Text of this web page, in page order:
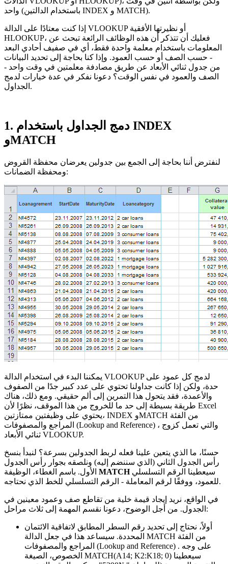
واحد (باستخدام الدالتين INDEX و MATCH).
إذا كنت معتادًا على الدالة VLOOKUP أو نظيرتها الأفقية
HLOOKUP، فعليك أن تتذكر أن هذه الوظائف الرائعة تبحث عن
المعلومات باستخدام معلمة واحدة فقط، أي في صفيف أحادي البعد
- حسب الصف أو حسب العمود. وإذا كنا بحاجة إلى تحديد البيانات
من جدول ثنائي الأبعاد عن طريق مصادفة معلمتين في وقت واحد -
الصف والعمود في نفس الوقت؟ دعونا نفكر في عدة خيارات لدمج
الجداول.
1. دمج الجداول باستخدام INDEX
وMATCH
لنفترض أننا بحاجة إلى الجمع بين جدولين يعرضان محفظة القروض
ومحفظة الضمانات:
يمكننا البدء في استخدام الدالة VLOOKUP لدمج كل عمود على
حدة، ولكن إذا كانت جداولنا تحتوي على عدد كبير جدًا من الصفوف
والأعمدة، فقد يتحول هذا التمرين إلى ألم حقيقي. ومع ذلك، هناك
طريقة بسيطة إلى حد ما للخروج من هذا الموقف، نظرًا لأن Excel
يحتوي على وظيفتين ممتازتين، INDEX وMATCH من الفئة
(Lookup and Reference) ، والتي تعمل كزوج
ثنائي الأبعاد VLOOKUP.
حسنًا، ما الذي يتعين علينا فعله لربط الجدولين بسرعة؟ لنبدأ بنسخ
رأس الجدول الثاني (الذي سننضم إليه) ونلصقه بجوار رأس الجدول
MATCH سيعطينا الرقم التسلسلي
للعمود، ووفقًا لرقم المعاملة - الرقم التسلسلي للخط الذي نحتاجه.
في الواقع، نريد إيجاد قيمة خلية من تقاطع صف وعمود معينين في
الجدول. من أجل الوضوح، دعونا نقسم المهمة إلى ثلاث مراحل:
أولاً، نحتاج إلى تحديد رقم السطر المطابق لاتفاقية الائتمان
المحددة. سيساعد هذا في جعل الدالة MATCH من الفئة
(Lookup and Reference) . على وجه
MATCH(A14; K2:K18; 0) سيعطينا